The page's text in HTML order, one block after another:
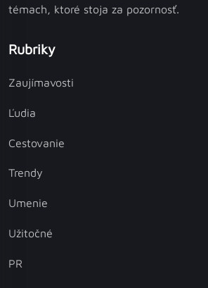
témach, ktoré stoja za pozornosť.
Rubriky
Zaujímavosti
Ľudia
Cestovanie
Trendy
Umenie
Užitočné
PR